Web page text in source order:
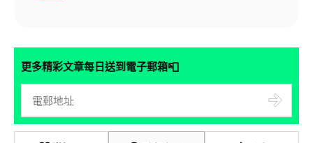
更多精彩文章每日送到電子郵箱📮